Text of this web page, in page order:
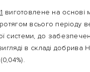
виготовлене на
всього періоду
системи, до
в складі добрива